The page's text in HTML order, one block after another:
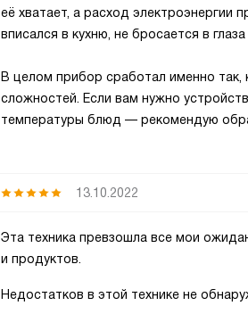
её хватает, а расход
вписался в кухню, не бросается в
В целом прибор сработал именно так,
сложностей. Если вам нужно
температуры блюд — рекомендую
13.10.2022
Эта техника превзошла все мои
и продуктов.
Недостатков в этой технике не